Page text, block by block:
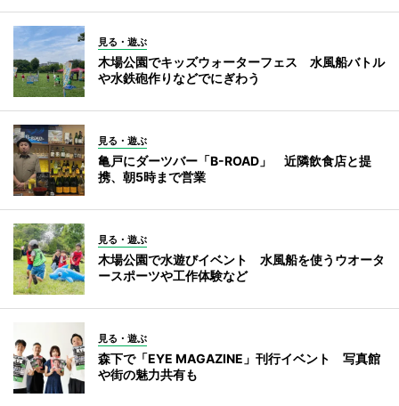
見る・遊ぶ
木場公園でキッズウォーターフェス 水風船バトル
や水鉄砲作りなどでにぎわう
見る・遊ぶ
亀戸にダーツバー「B-ROAD」 近隣飲食店と提
携、朝5時まで営業
見る・遊ぶ
木場公園で水遊びイベント 水風船を使うウオータ
ースポーツや工作体験など
見る・遊ぶ
森下で「EYE MAGAZINE」刊行イベント 写真館
や街の魅力共有も